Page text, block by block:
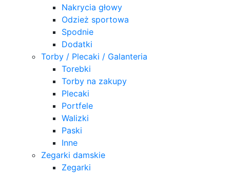
Nakrycia głowy
Odzież sportowa
Spodnie
Dodatki
Torby / Plecaki / Galanteria
Torebki
Torby na zakupy
Plecaki
Portfele
Walizki
Paski
Inne
Zegarki damskie
Zegarki